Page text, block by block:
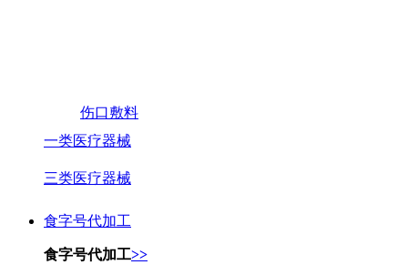
伤口敷料
一类医疗器械
三类医疗器械
食字号代加工
食字号代加工>>